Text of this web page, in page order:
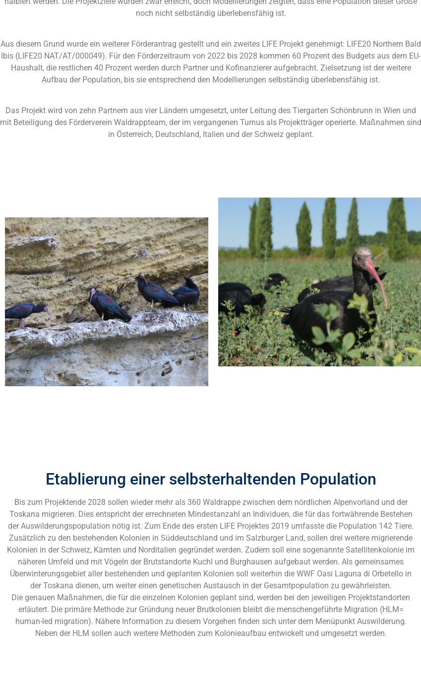
noch nicht selbständig überlebensfähig ist.
Aus diesem Grund wurde ein weiterer Förderantrag gestellt und ein zweites LIFE Projekt genehmigt: LIFE20 Northern Bald
Ibis (LIFE20 NAT/AT/000049). Für den Förderzeitraum von 2022 bis 2028 kommen 60 Prozent des Budgets aus dem EU-
Haushalt, die restlichen 40 Prozent werden durch Partner und Kofinanzierer aufgebracht. Zielsetzung ist der weitere
Aufbau der Population, bis sie entsprechend den Modellierungen selbständig überlebensfähig ist.
Das Projekt wird von zehn Partnern aus vier Ländern umgesetzt, unter Leitung des Tiergarten Schönbrunn in Wien und
mit Beteiligung des Förderverein Waldrappteam, der im vergangenen Turnus als Projektträger operierte. Maßnahmen sind
in Österreich, Deutschland, Italien und der Schweiz geplant.
Etablierung einer selbsterhaltenden Population
Bis zum Projektende 2028 sollen wieder mehr als 360 Waldrappe zwischen dem nördlichen Alpenvorland und der
Toskana migrieren. Dies entspricht der errechneten Mindestanzahl an Individuen, die für das fortwährende Bestehen
der Auswilderungspopulation nötig ist. Zum Ende des ersten LIFE Projektes 2019 umfasste die Population 142 Tiere.
Zusätzlich zu den bestehenden Kolonien in Süddeutschland und im Salzburger Land, sollen drei weitere migrierende
Kolonien in der Schweiz, Kärnten und Norditalien gegründet werden. Zudem soll eine sogenannte Satellitenkolonie im
näheren Umfeld und mit Vögeln der Brutstandorte Kuchl und Burghausen aufgebaut werden. Als gemeinsames
Überwinterungsgebiet aller bestehenden und geplanten Kolonien soll weiterhin die WWF Oasi Laguna di Orbetello in
der Toskana dienen, um weiter einen genetischen Austausch in der Gesamtpopulation zu gewährleisten.
Die genauen Maßnahmen, die für die einzelnen Kolonien geplant sind, werden bei den jeweiligen Projektstandorten
erläutert. Die primäre Methode zur Gründung neuer Brutkolonien bleibt die menschengeführte Migration (HLM=
human-led migration). Nähere Information zu diesem Vorgehen finden sich unter dem Menüpunkt Auswilderung.
Neben der HLM sollen auch weitere Methoden zum Kolonieaufbau entwickelt und umgesetzt werden.